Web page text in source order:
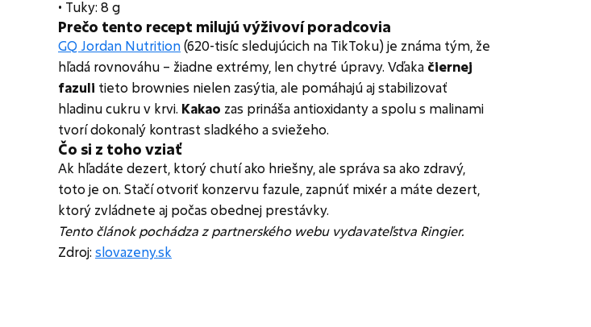
• Tuky: 8 g
Prečo tento recept milujú výživoví poradcovia
GQ Jordan Nutrition(620-tisíc sledujúcich na TikToku) je známa tým, že
hľadá rovnováhu – žiadne extrémy, len chytré úpravy. Vďaka čiernej
fazuli tieto brownies nielen zasýtia, ale pomáhajú aj stabilizovať
hladinu cukru v krvi. Kakao zas prináša antioxidanty a spolu s malinami
tvorí dokonalý kontrast sladkého a sviežeho.
Čo si z toho vziať
Ak hľadáte dezert, ktorý chutí ako hriešny, ale správa sa ako zdravý,
toto je on. Stačí otvoriť konzervu fazule, zapnúť mixér a máte dezert,
ktorý zvládnete aj počas obednej prestávky.
Tento článok pochádza z partnerského webu vydavateľstva Ringier.
Zdroj: slovazeny.sk